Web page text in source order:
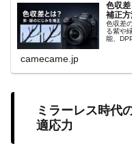
色収
補正
色収差
る紫や
能、
camecame.jp
ミラーレス時代
適応力